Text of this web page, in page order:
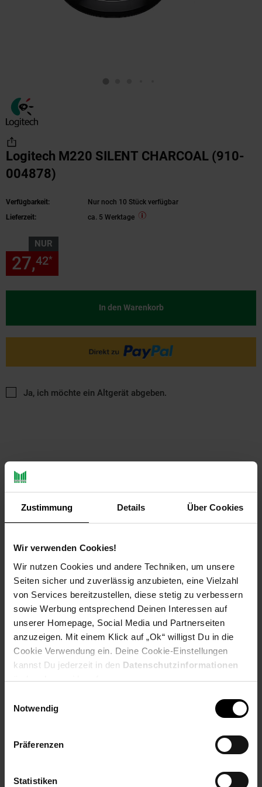
Zustimmung Details Über Cookies
Wir verwenden Cookies!
Wir nutzen Cookies und andere Techniken, um unsere
Seiten sicher und zuverlässig anzubieten, eine Vielzahl
von Services bereitzustellen, diese stetig zu verbessern
sowie Werbung entsprechend Deinen Interessen auf
unserer Homepage, Social Media und Partnerseiten
anzuzeigen. Mit einem Klick auf „Ok“ willigst Du in die
Cookie Verwendung ein. Deine Cookie-Einstellungen
kannst Du jederzeit in den Datenschutzinformationen
ändern bzw. widerrufen.
Notwendig
Präferenzen
Statistiken
Logitech M220 SILENT CHARCOAL (910-
004878)
Verfügbarkeit:
Nur noch 10 Stück verfügbar
Lieferzeit:
ca. 5 Werktage
NUR
27,42*
In den Warenkorb
Ja, ich möchte ein Altgerät abgeben.
PAYBACK
Produktbeschreibung
Bei gleichem Klickgefühl und um 90 % reduzierten
Klickgeräuschen im Vergleich zu herkömmlichen Mäusen
werden sowohl S ie als auch Ihr Umfeld die leise M220 SILENT
zu schätzen wissen. Sie verfügt über einen automatischen
Standby-Modus und eine lange Batterielaufzeit von 18
Metern mit 128-Bit-Verschlüsselung zwischen Maus und
Empfänger.Dank ihrer geringen Abmessungen können Sie
den winzigen USB-Empfänger in den Computer ein. Die Maus
ist kompatibel mit Windows®, Mac, Chrome OS und Linux®.
präzise Bewegungen auf fast jeder Oberfläche. *Vergleich des